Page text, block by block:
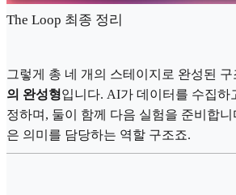
The Loop 최종 정리
그렇게 총 네 개의 스테이지로 완성된 구
의 완성형입니다. AI가 데이터를 수집하
정하며, 둘이 함께 다음 실험을 준비합
은 의미를 담당하는 역할 구조죠.